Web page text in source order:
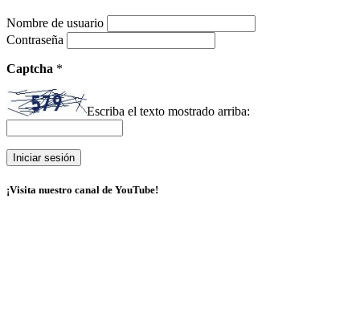
Nombre de usuario
Contraseña
Captcha *
Escriba el texto mostrado arriba:
¡Visita nuestro canal de YouTube!